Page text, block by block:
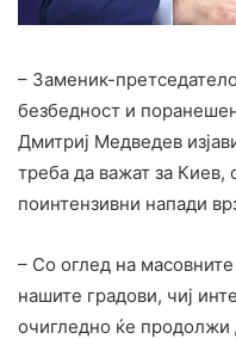
– Заменик-
безбедност и
Дмитриј Медведев
треба да важат за Киев,
поинтензивни напади
– Со оглед на
нашите градови, чиј
очигледно ќе продолжи